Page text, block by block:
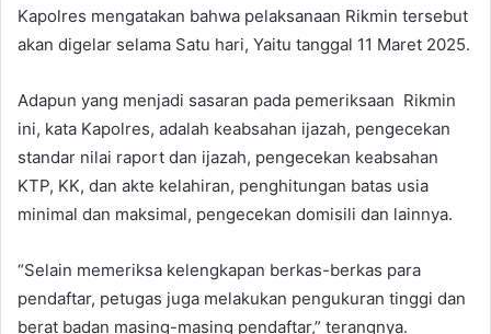
Kapolres mengatakan bahwa pelaksanaan Rikmin tersebut
akan digelar selama Satu hari, Yaitu tanggal 11 Maret 2025.
Adapun yang menjadi sasaran pada pemeriksaan Rikmin
ini, kata Kapolres, adalah keabsahan ijazah, pengecekan
standar nilai raport dan ijazah, pengecekan keabsahan
KTP, KK, dan akte kelahiran, penghitungan batas usia
minimal dan maksimal, pengecekan domisili dan lainnya.
“Selain memeriksa kelengkapan berkas-berkas para
pendaftar, petugas juga melakukan pengukuran tinggi dan
berat badan masing-masing pendaftar,” terangnya.